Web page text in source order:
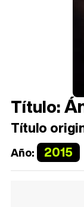
Título:
Título
Año: 2015